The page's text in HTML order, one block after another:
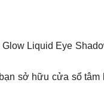
Liquid Eye
sở hữu cửa sổ tâm